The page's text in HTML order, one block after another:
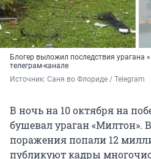
Блогер выложил последствия урагана
телеграм-канале
Источник: Саня во Флориде / Telegram
В ночь на 10 октября на
бушевал ураган «Милтон».
поражения попали 12
публикуют кадры